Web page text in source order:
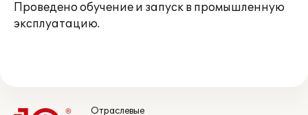
Проведено обучение и запуск в промышленную
эксплуатацию.
Отраслевые